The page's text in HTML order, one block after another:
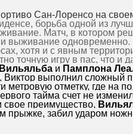
Сан-Лоренсо на своем
борьба одной из
Матч, в котором
выживание одновременно.
хотя и с явным
точную игру в пас, что и
и Памплона Леал
Виктор выполнил сложный
метровую отметку, где на
тайма счет не
свое преимущество,
прыжке, забил ударом